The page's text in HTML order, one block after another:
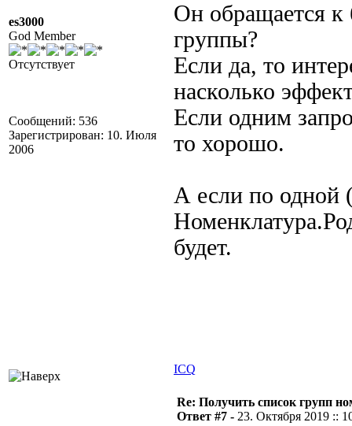
es3000
God Member
Отсутствует
Сообщений: 536
Зарегистрирован: 10. Июля
2006
Он обращается к
группы?
Если да, то
насколько
Если одним
то хорошо.
А если по одной
будет.
ICQ
Re: Получить список групп
Ответ #7 - 23. Октября 2019 ::